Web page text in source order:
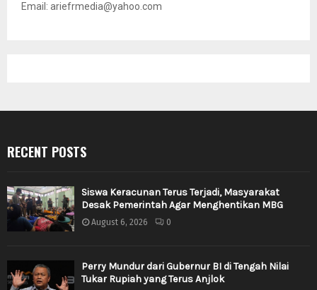
Email: ariefrmedia@yahoo.com
RECENT POSTS
Siswa Keracunan Terus Terjadi, Masyarakat
Desak Pemerintah Agar Menghentikan MBG
August 6, 2026 0
Perry Mundur dari Gubernur BI di Tengah Nilai
Tukar Rupiah yang Terus Anjlok